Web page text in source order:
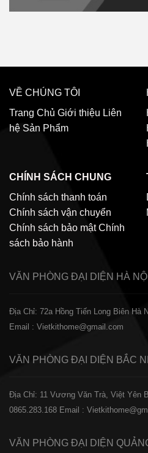
VỀ CHÚNG TÔI
Trang Chủ Giới thiệu Liên
hệ Sản Phẩm
CHÍNH SÁCH CHUNG
Chính sách thanh toán
Chính sách vận chuyển
Chính sách bảo mật Chính
sách bảo hành
VĂN PHÒNG ĐẠI DIỆN HÀ NỘI
Địa Chỉ: 72a Hồng Tiến Long Biên Hà
Email : Vietkithome@gmail.com
VĂN PHÒNG ĐẠI DIỆN BẮC
Địa Chỉ: 11 Vương Văn Trà, Việt Yên
0865.283.168 Email :
VĂN PHÒNG ĐẠI DIỆN